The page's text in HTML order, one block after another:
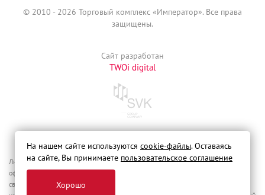
© 2010 - 2026 Торговый комплекс «Император». Все права
защищены.
Сайт разработан
TWOi digital
Любая информация, указанная на сайте, не является офертой, публичной
офертой. Сведения о реализуемых товарах, оказываемых услугах и иные
сведения,
На нашем сайте используются cookie-файлы. Оставаясь
на сайте, Вы принимаете пользовательское соглашение
Хорошо